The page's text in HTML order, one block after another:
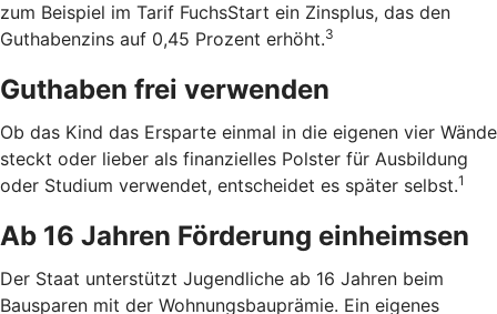
zum Beispiel im Tarif FuchsStart ein Zinsplus, das den
Guthabenzins auf 0,45 Prozent erhöht.3
Guthaben frei verwenden
Ob das Kind das Ersparte einmal in die eigenen vier Wände
steckt oder lieber als finanzielles Polster für Ausbildung
oder Studium verwendet, entscheidet es später selbst.1
Ab 16 Jahren Förderung einheimsen
Der Staat unterstützt Jugendliche ab 16 Jahren beim
Bausparen mit der Wohnungsbauprämie. Ein eigenes